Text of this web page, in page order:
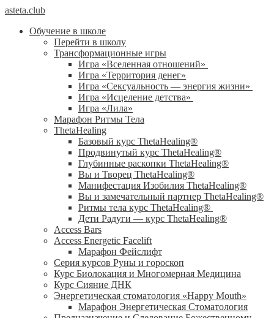
asteta.club
Обучение в школе
Перейти в школу
Трансформационные игры
Игра «Вселенная отношений»
Игра «Территория денег»
Игра «Сексуальность — энергия жизни»
Игра «Исцеление детства»
Игра «Лила»
Марафон Ритмы Тела
ThetaHealing
Базовый курс ThetaHealing®
Продвинутый курс ThetaHealing®
Глубинные раскопки ThetaHealing®
Вы и Творец ThetaHealing®
Манифестация Изобилия ThetaHealing®
Вы и замечательный партнер ThetaHealing®
Ритмы тела курс ThetaHealing®
Дети Радуги — курс ThetaHealing®
Access Bars
Access Energetic Facelift
Марафон Фейслифт
Серия курсов Руны и гороскоп
Курс Биолокация и Многомерная Медицина
Курс Сияние ДНК
Энергетическая стоматология «Happy Mouth»
Марафон Энергетическая Cтоматология